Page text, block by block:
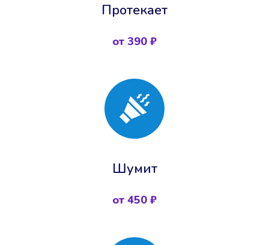
Протекает
от 390 ₽
Шумит
от 450 ₽